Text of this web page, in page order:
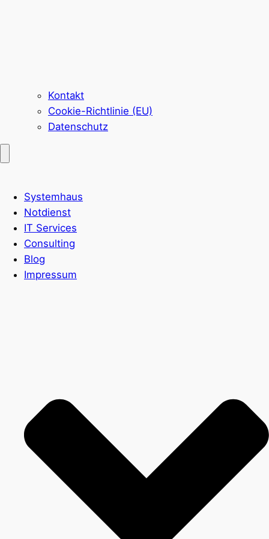
Kontakt
Cookie-Richtlinie (EU)
Datenschutz
Systemhaus
Notdienst
IT Services
Consulting
Blog
Impressum